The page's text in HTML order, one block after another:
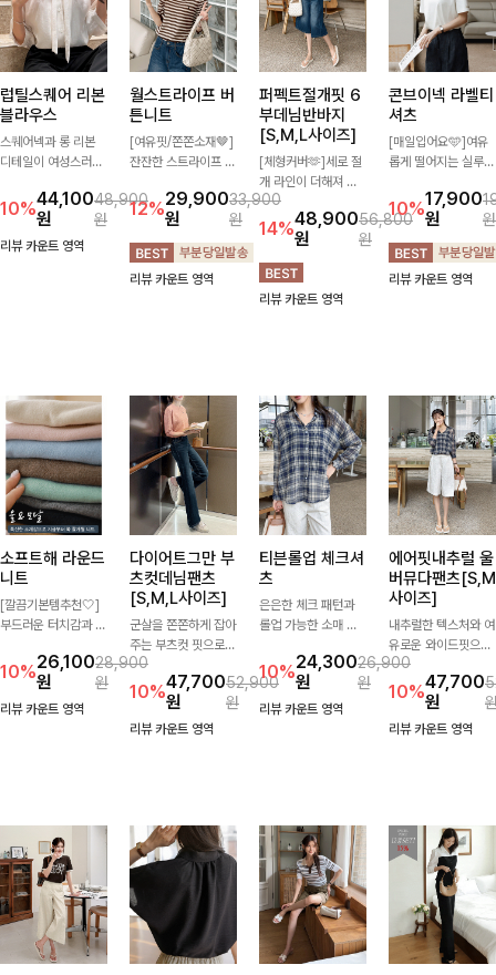
럽틸스퀘어 리본
블라우스
스퀘어넥과 롱 리본
디테일이 여성스러운
는 블라우스입니다.
자연스럽게 잡힌 셔링
과 봉긋한 소매가 여
10%44,100
원
48,900
원
리뷰 카운트 영역
월스트라이프 버
튼니트
[여유핏/쫀쫀소재🤎]
잔잔한 스트라이프 패
더해져 캐주얼하면서
도 세련된 무드를 연
출해주는 니트- 가볍
고 부드러운 착용감으
로 단독은 물론 데일
12%29,900
원
33,900
원
리뷰 카운트 영역
퍼펙트절개핏 6
부데님반바지
[S,M,L사이즈]
[체형커버🫶]세로 절
개 라인이 더해져 다
리 라인을 더욱 길고
슬림하게 연출해주는
5부 데님 반바지 🤍
부담 없는 기장과 여
유로운 핏으로 편안하
게 착용되며 다양한
14%48,900
원
56,800
원
리뷰 카운트 영역
콘브이넥 라벨티
셔츠
[매일입어요🩵]여유
롭게 떨어지는 실루엣
자인으로 데일리하게
즐기기 좋은 티셔츠-
소매 라벨 디테일이
은은한 포인트를 더해
심플하면서도 센스 있
10%17,900
원
원
리뷰 카운트 영역
소프트해 라운드
니트
[깔끔기본템추천🤍]
부드러운 터치감과 군
로 매일 손이 가는 자
체제작 니트입니다.
자연스럽게 떨어지는
10%26,100
원
28,900
원
리뷰 카운트 영역
다이어트그만 부
츠컷데님팬츠
[S,M,L사이즈]
군살을 쫀쫀하게 잡아
주는 부츠컷 핏으로
다리 라인을 이쁘고
깔끔하게 만들어주고
진청 색감으로 더욱
슬림해보이는 효과를
10%47,700
원
52,900
원
리뷰 카운트 영역
티븐롤업 체크셔
츠
은은한 체크 패턴과
롤업 가능한 소매 디
를 연출하실 수 있어
요🌿 차르르 흐르는
가벼운 소재와 여유로
10%24,300
원
26,900
원
리뷰 카운트 영역
에어핏내추럴 울
버뮤다팬츠[S,M
사이즈]
내추럴한 텍스처와 여
유로운 와이드핏으로
군살은 자연스럽게 커
버해드리는 버뮤다 팬
츠 🤍 깔끔한 허리 디
테일과 편안한 착용감
10%47,700
원
리뷰 카운트 영역